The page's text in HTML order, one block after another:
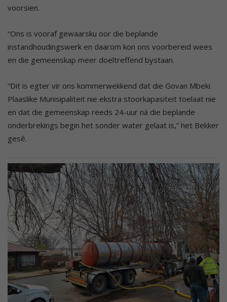
voorsien.
“Ons is vooraf gewaarsku oor die beplande
instandhoudingswerk en daarom kon ons voorbereid wees
en die gemeenskap meer doeltreffend bystaan.
“Dit is egter vir ons kommerwekkend dat die Govan Mbeki
Plaaslike Munisipaliteit nie ekstra stoorkapasiteit toelaat nie
en dat die gemeenskap reeds 24-uur ná die beplande
onderbrekings begin het sonder water gelaat is,” het Bekker
gesê.